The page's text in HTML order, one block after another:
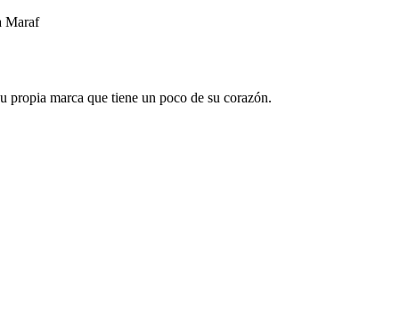
marca que tiene un poco de su corazón.